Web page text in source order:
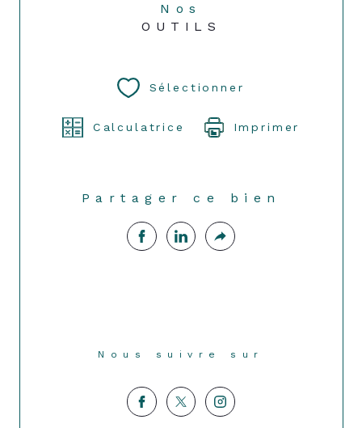
Nos
OUTILS
Sélectionner
Calculatrice Imprimer
Partager ce bien
Nous suivre sur